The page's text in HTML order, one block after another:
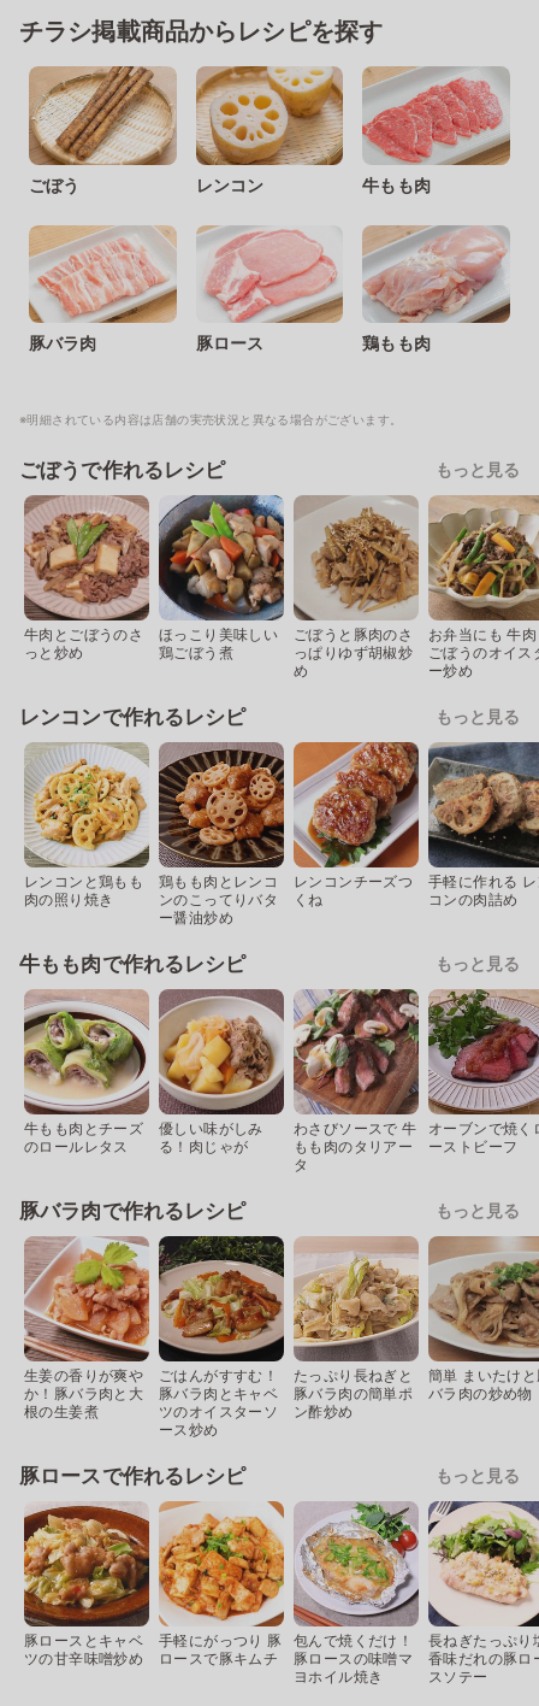
チラシ掲載商品からレシピを探す
ごぼう レンコン 牛もも肉
豚バラ肉 豚ロース 鶏もも肉
※明細されている内容は店舗の実売状況と異なる場合がございます。
ごぼうで作れるレシピ もっと見る
牛肉とごぼうのさ
っと炒め
ほっこり美味しい
鶏ごぼう煮
ごぼうと豚肉のさ
っぱりゆず胡椒炒
め
お弁当にも 牛
ごぼうのオイス
ー炒め
レンコンで作れるレシピ もっと見る
レンコンと鶏もも
肉の照り焼き
鶏もも肉とレンコ
ンのこってりバタ
ー醤油炒め
レンコンチーズつ
くね
手軽に作れる
コンの肉詰め
牛もも肉で作れるレシピ もっと見る
牛もも肉とチーズ
のロールレタス
優しい味がしみ
る！肉じゃが
わさびソースで 牛
もも肉のタリアー
タ
オーブンで焼く
ーストビーフ
豚バラ肉で作れるレシピ もっと見る
生姜の香りが爽や
か！豚バラ肉と大
根の生姜煮
ごはんがすすむ！
豚バラ肉とキャベ
ツのオイスターソ
ース炒め
たっぷり長ねぎと
豚バラ肉の簡単ポ
ン酢炒め
簡単 まいたけ
バラ肉の炒め物
豚ロースで作れるレシピ もっと見る
豚ロースとキャベ
ツの甘辛味噌炒め
手軽にがっつり 豚
ロースで豚キムチ
包んで焼くだけ！
豚ロースの味噌マ
ヨホイル焼き
長ねぎたっぷり
香味だれの豚ロ
スソテー